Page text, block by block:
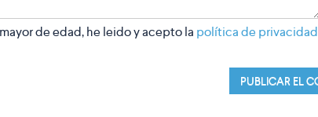
de edad, he leido y acepto la política de privacidad